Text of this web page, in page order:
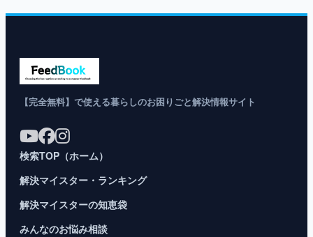
【完全無料】で使える暮らしのお困りごと解決情報サイト
検索TOP（ホーム）
解決マイスター・ランキング
解決マイスターの知恵袋
みんなのお悩み相談